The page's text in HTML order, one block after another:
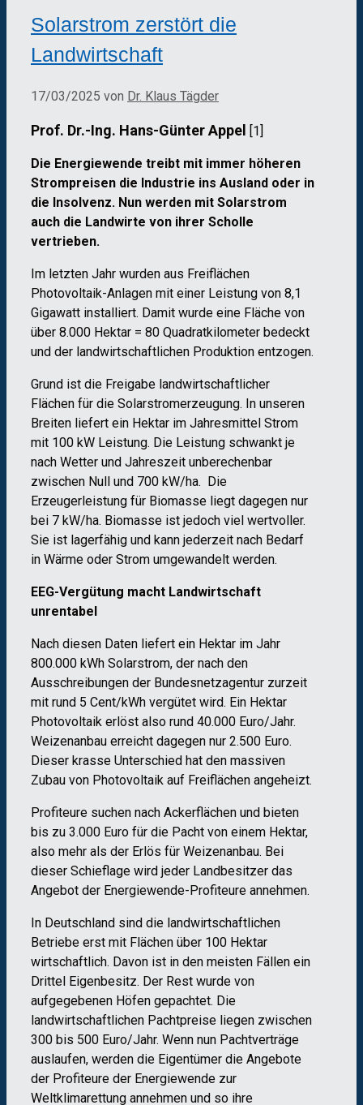
Solarstrom zerstört die
Landwirtschaft
17/03/2025 von Dr. Klaus Tägder
Prof. Dr.-Ing. Hans-Günter Appel [1]
Die Energiewende treibt mit immer höheren
Strompreisen die Industrie ins Ausland oder in
die Insolvenz. Nun werden mit Solarstrom
auch die Landwirte von ihrer Scholle
vertrieben.
Im letzten Jahr wurden aus Freiflächen
Photovoltaik-Anlagen mit einer Leistung von 8,1
Gigawatt installiert. Damit wurde eine Fläche von
über 8.000 Hektar = 80 Quadratkilometer bedeckt
und der landwirtschaftlichen Produktion entzogen.
Grund ist die Freigabe landwirtschaftlicher
Flächen für die Solarstromerzeugung. In unseren
Breiten liefert ein Hektar im Jahresmittel Strom
mit 100 kW Leistung. Die Leistung schwankt je
nach Wetter und Jahreszeit unberechenbar
zwischen Null und 700 kW/ha. Die
Erzeugerleistung für Biomasse liegt dagegen nur
bei 7 kW/ha. Biomasse ist jedoch viel wertvoller.
Sie ist lagerfähig und kann jederzeit nach Bedarf
in Wärme oder Strom umgewandelt werden.
EEG-Vergütung macht Landwirtschaft
unrentabel
Nach diesen Daten liefert ein Hektar im Jahr
800.000 kWh Solarstrom, der nach den
Ausschreibungen der Bundesnetzagentur zurzeit
mit rund 5 Cent/kWh vergütet wird. Ein Hektar
Photovoltaik erlöst also rund 40.000 Euro/Jahr.
Weizenanbau erreicht dagegen nur 2.500 Euro.
Dieser krasse Unterschied hat den massiven
Zubau von Photovoltaik auf Freiflächen angeheizt.
Profiteure suchen nach Ackerflächen und bieten
bis zu 3.000 Euro für die Pacht von einem Hektar,
also mehr als der Erlös für Weizenanbau. Bei
dieser Schieflage wird jeder Landbesitzer das
Angebot der Energiewende-Profiteure annehmen.
In Deutschland sind die landwirtschaftlichen
Betriebe erst mit Flächen über 100 Hektar
wirtschaftlich. Davon ist in den meisten Fällen ein
Drittel Eigenbesitz. Der Rest wurde von
aufgegebenen Höfen gepachtet. Die
landwirtschaftlichen Pachtpreise liegen zwischen
300 bis 500 Euro/Jahr. Wenn nun Pachtverträge
auslaufen, werden die Eigentümer die Angebote
der Profiteure der Energiewende zur
Weltklimarettung annehmen und so ihre